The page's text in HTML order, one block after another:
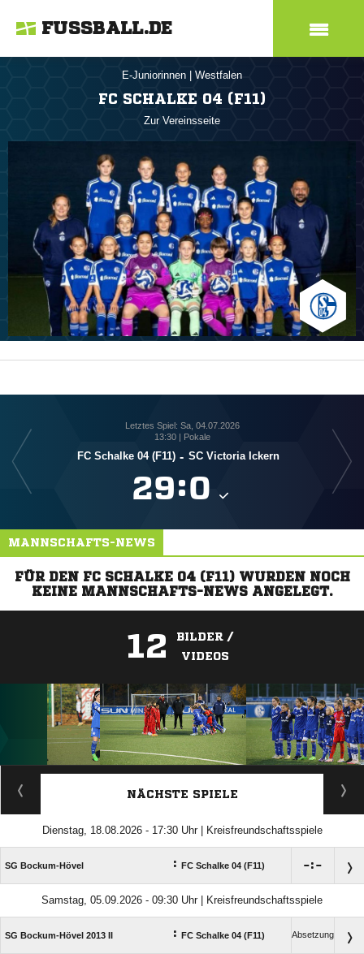
FUSSBALL.DE
E-Juniorinnen Westfalen
FC SCHALKE 04 (F11)
Zur Vereinsseite
Letztes Spiel: Sa, 04.07.2026
13:30 | Pokale
FC Schalke 04 (F11) - SC Victoria Ickern
:
MANNSCHAFTS-NEWS
FÜR DEN FC SCHALKE 04 (F11) WURDEN NOCH
KEINE MANNSCHAFTS-NEWS ANGELEGT.
12
BILDER /
VIDEOS
ANZEIGE
NÄCHSTE SPIELE
Dienstag, 18.08.2026 - 17:30 Uhr | Kreisfreundschaftsspiele
SG Bockum-Hövel : FC Schalke 04 (F11) :
Samstag, 05.09.2026 - 09:30 Uhr | Kreisfreundschaftsspiele
SG Bockum-Hövel 2013 II : FC Schalke 04 (F11) Absetzung